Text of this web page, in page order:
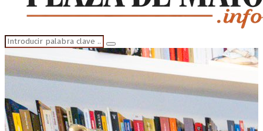
Search
for:
Search